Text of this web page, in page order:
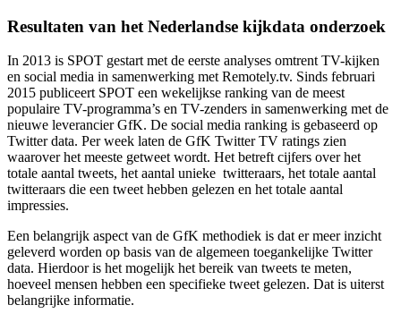
Resultaten van het Nederlandse kijkdata onderzoek
In 2013 is SPOT gestart met de eerste analyses omtrent TV-kijken
en social media in samenwerking met Remotely.tv. Sinds februari
2015 publiceert SPOT een wekelijkse ranking van de meest
populaire TV-programma’s en TV-zenders in samenwerking met de
nieuwe leverancier GfK. De social media ranking is gebaseerd op
Twitter data. Per week laten de GfK Twitter TV ratings zien
waarover het meeste getweet wordt. Het betreft cijfers over het
totale aantal tweets, het aantal unieke twitteraars, het totale aantal
twitteraars die een tweet hebben gelezen en het totale aantal
impressies.
Een belangrijk aspect van de GfK methodiek is dat er meer inzicht
geleverd worden op basis van de algemeen toegankelijke Twitter
data. Hierdoor is het mogelijk het bereik van tweets te meten,
hoeveel mensen hebben een specifieke tweet gelezen. Dat is uiterst
belangrijke informatie.